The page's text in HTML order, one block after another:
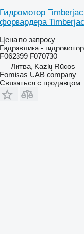
Гидромотор
форвардера
Цена по запросу
Гидравлика - гидромотор
F062899 F070730
Литва, Kazlų Rūdos
Fomisas UAB company
Связаться с продавцом